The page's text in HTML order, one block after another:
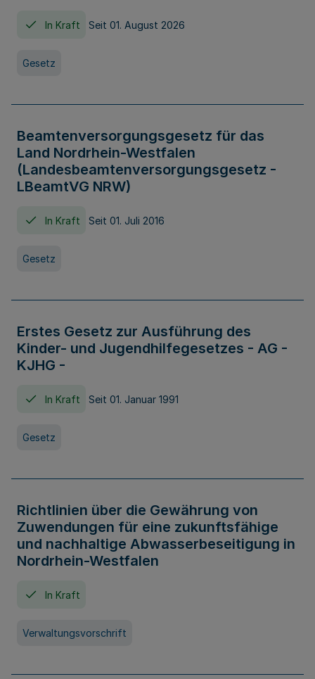
In Kraft Seit 01. August 2026
Gesetz
Beamtenversorgungsgesetz für das
Land Nordrhein-Westfalen
(Landesbeamtenversorgungsgesetz -
LBeamtVG NRW)
In Kraft Seit 01. Juli 2016
Gesetz
Erstes Gesetz zur Ausführung des
Kinder- und Jugendhilfegesetzes - AG -
KJHG -
In Kraft Seit 01. Januar 1991
Gesetz
Richtlinien über die Gewährung von
Zuwendungen für eine zukunftsfähige
und nachhaltige Abwasserbeseitigung in
Nordrhein-Westfalen
In Kraft
Verwaltungsvorschrift